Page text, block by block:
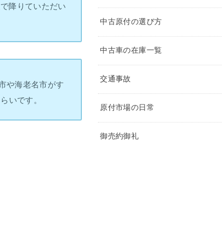
降りていただい
や海老名市がす
いです。
中古原付の選び方
中古車の在庫一覧
交通事故
原付市場の日常
御売約御礼